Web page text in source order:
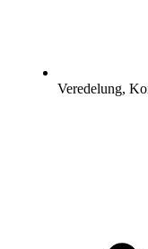
Veredelung,